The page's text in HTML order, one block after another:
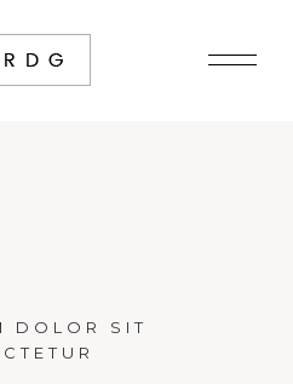
DOLOR SIT